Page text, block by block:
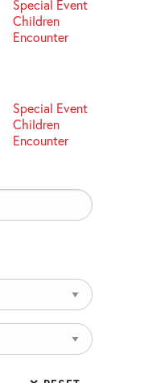
Special Event
Children
Encounter
Special Event
Children
Encounter